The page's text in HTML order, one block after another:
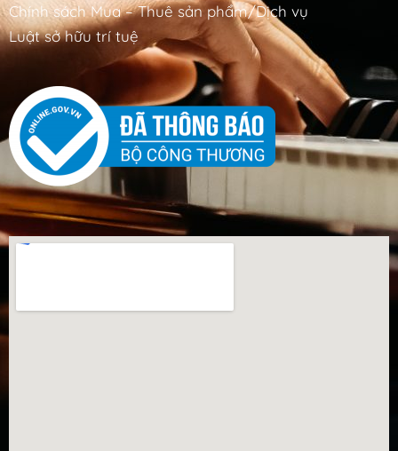
Chính sách Mua – Thuê sản phẩm/Dịch vụ
Luật sở hữu trí tuệ